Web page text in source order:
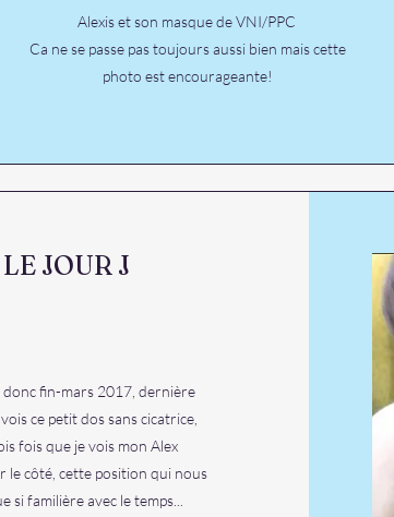
Alexis et son masque de VNI/PPC
Ca ne se passe pas toujours aussi bien mais cette
photo est encourageante!
LE JOUR J
donc fin-mars 2017, dernière
ce petit dos sans cicatrice,
fois que je vois mon Alex
le côté, cette position qui nous
si familière avec le temps...